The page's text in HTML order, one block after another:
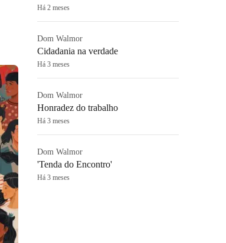
Há 2 meses
Dom Walmor
Cidadania na verdade
Há 3 meses
Dom Walmor
Honradez do trabalho
Há 3 meses
Dom Walmor
'Tenda do Encontro'
Há 3 meses